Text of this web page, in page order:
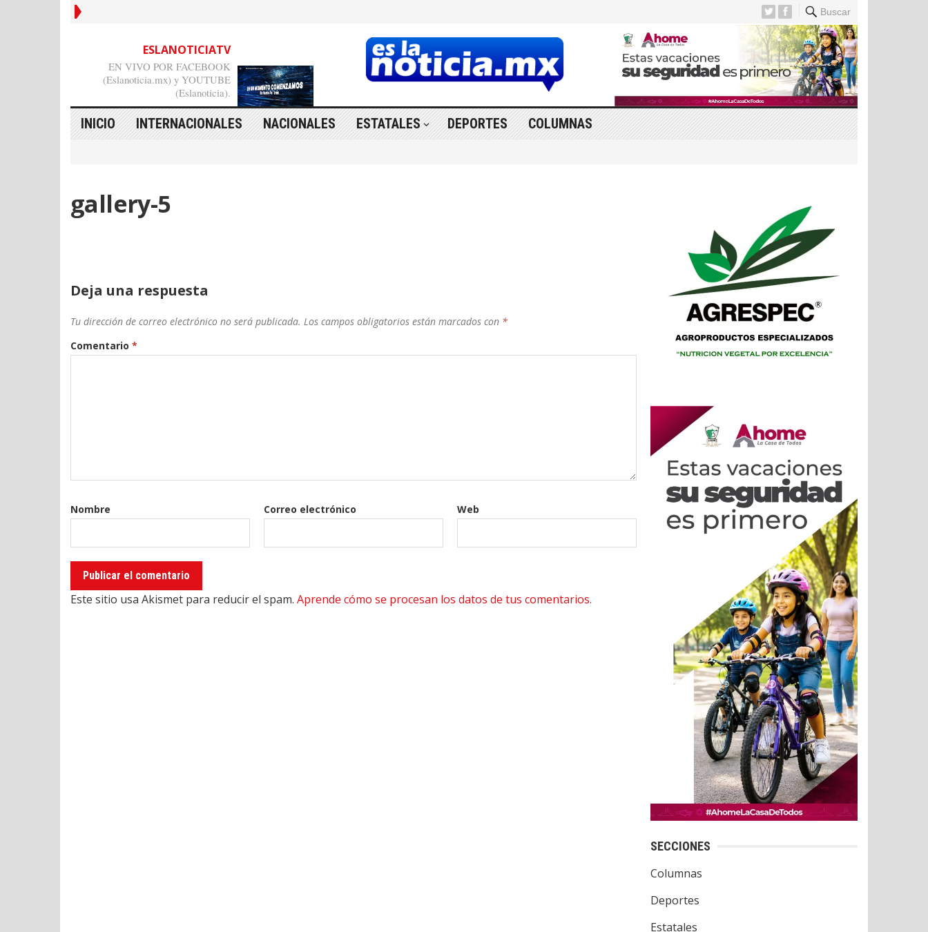
Buscar
ESLANOTICIATV
EN VIVO POR FACEBOOK
(Eslanoticia.mx) y YOUTUBE
(Eslanoticia).
INICIO INTERNACIONALES NACIONALES ESTATALES DEPORTES COLUMNAS
gallery-5
Deja una respuesta
Tu dirección de correo electrónico no será publicada. Los campos obligatorios están marcados con *
Comentario *
Nombre Correo electrónico Web
Este sitio usa Akismet para reducir el spam. Aprende cómo se procesan los datos de tus comentarios.
SECCIONES
Columnas
Deportes
Estatales